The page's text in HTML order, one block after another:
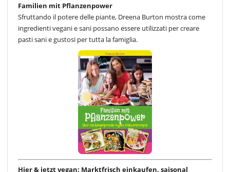
Familien mit Pflanzenpower
Sfruttando il potere delle piante, Dreena Burton mostra come
ingredienti vegani e sani possano essere utilizzati per creare
pasti sani e gustosi per tutta la famiglia.
Hier & jetzt vegan: Marktfrisch einkaufen, saisonal